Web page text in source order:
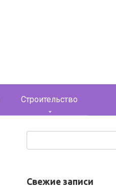
Строительство
Свежие записи